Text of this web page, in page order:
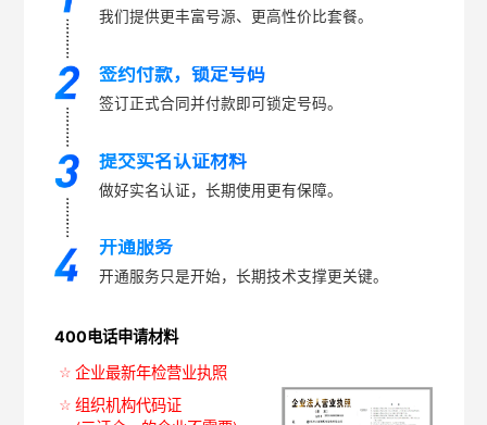
我们提供更丰富号源、更高性价比套餐。
签约付款，锁定号码
签订正式合同并付款即可锁定号码。
提交实名认证材料
做好实名认证，长期使用更有保障。
开通服务
开通服务只是开始，长期技术支撑更关键。
400电话申请材料
企业最新年检营业执照
组织机构代码证